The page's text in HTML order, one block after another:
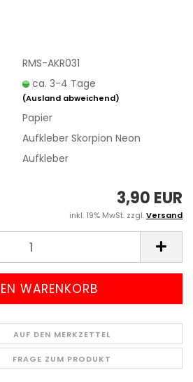
RMS-AKR031
ca. 3-4 Tage
(Ausland abweichend)
Papier
Aufkleber Skorpion Neon
Aufkleber
3,90 EUR
inkl. 19% MwSt. zzgl.Versand
AUF DEN MERKZETTEL
FRAGE ZUM PRODUKT